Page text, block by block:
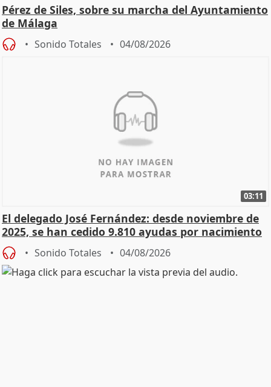
Pérez de Siles, sobre su marcha del Ayuntamiento
de Málaga
Sonido Totales 04/08/2026
03:11
El delegado José Fernández: desde noviembre de
2025, se han cedido 9.810 ayudas por nacimiento
Sonido Totales 04/08/2026